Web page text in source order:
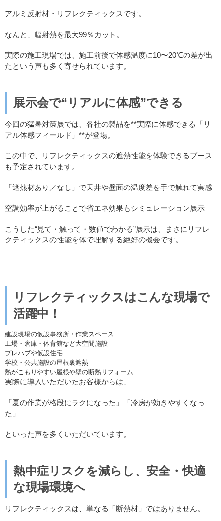
アルミ反射材・リフレクティックスです。
なんと、輻射熱を最大99％カット。
実際の施工現場では、施工前後で体感温度に10〜20℃の差が出
たという声も多く寄せられています。
展示会で“ リアルに体感”できる
今回の猛暑対策展では、各社の製品を**実際に体感できる「リ
アル体感フィールド」**が登場。
この中で、リフレクティックスの遮熱性能を体験できるブース
も予定されています。
「遮熱材あり／なし」で天井や壁面の温度差を手で触れて実感
空調効率が上がることで省エネ効果もシミュレーション展示
こうした“見て・触って・数値でわかる”展示は、まさにリフレ
クティックスの性能を体で理解する絶好の機会です。
リフレクティックスはこんな現場で
活躍中！
建設現場の仮設事務所・作業スペース
工場・倉庫・体育館など大空間施設
プレハブや仮設住宅
学校・公共施設の屋根裏遮熱
熱がこもりやすい屋根や壁の断熱リフォーム
実際に導入いただいたお客様からは、
「夏の作業が格段にラクになった」「冷房が効きやすくなっ
た」
といった声を多くいただいています。
熱中症リスクを減らし、安全・快適
な現場環境へ
リフレクティックスは、単なる「断熱材」ではありません。